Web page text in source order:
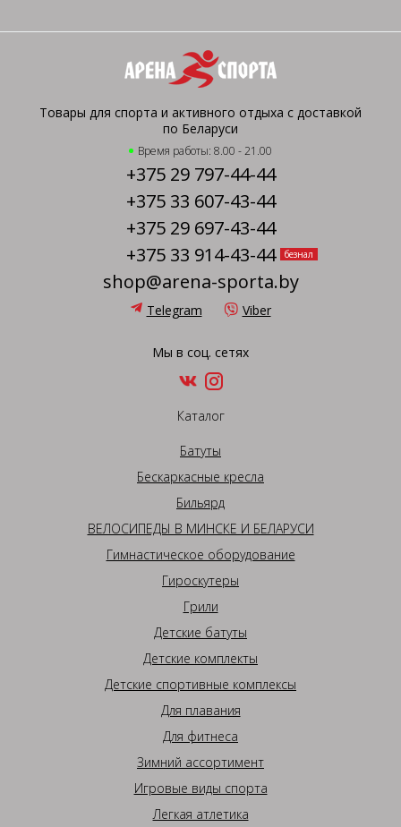
Товары для спорта и активного отдыха с доставкой
по Беларуси
Время работы: 8.00 - 21.00
+375 29 797-44-44
+375 33 607-43-44
+375 29 697-43-44
+375 33 914-43-44
безнал
shop@arena-sporta.by
Telegram Viber
Мы в соц. сетях
Каталог
Батуты
Бескаркасные кресла
Бильярд
ВЕЛОСИПЕДЫ В МИНСКЕ И БЕЛАРУСИ
Гимнастическое оборудование
Гироскутеры
Грили
Детские батуты
Детские комплекты
Детские спортивные комплексы
Для плавания
Для фитнеса
Зимний ассортимент
Игровые виды спорта
Легкая атлетика